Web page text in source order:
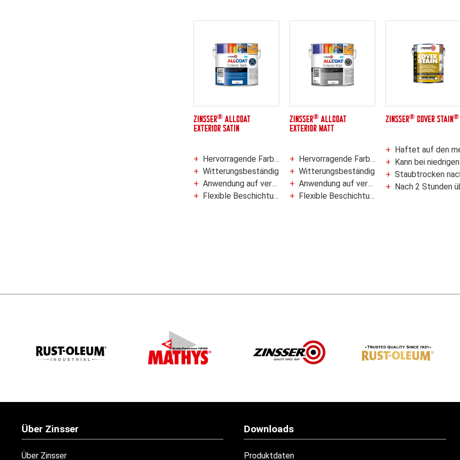
ZINSSER® ALLCOAT
EXTERIOR SATIN
Hervorragende Farbbeständigkeit
Witterungsbeständig
Anwendung auf verschiedenen Arten von Untergründen
Flexible Beschichtung
ZINSSER® ALLCOAT
EXTERIOR MATT
Hervorragende Farbbeständigkeit
Witterungsbeständig
Anwendung auf verschiedenen Arten von Untergründen
Flexible Beschichtung
ZINSSER® COVER STAIN®
Haftet auf den meisten Oberflächen ohne zu
Kann bei niedrigen Temperaturen (5°c) angewendet werden
Staubtrocken nach 30
Nach 2 Stunden
Über Zinsser
Über Zinsser
Downloads
Produktdaten